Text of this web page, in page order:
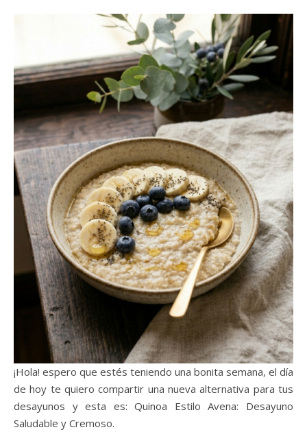
¡Hola! espero que estés teniendo una bonita semana, el día
de hoy te quiero compartir una nueva alternativa para tus
desayunos y esta es: Quinoa Estilo Avena: Desayuno
Saludable y Cremoso.